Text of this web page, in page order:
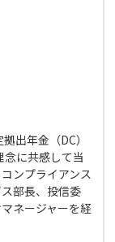
出年金（DC）
に共感して当
ンプライアンス
部長、投信委
ネージャーを経